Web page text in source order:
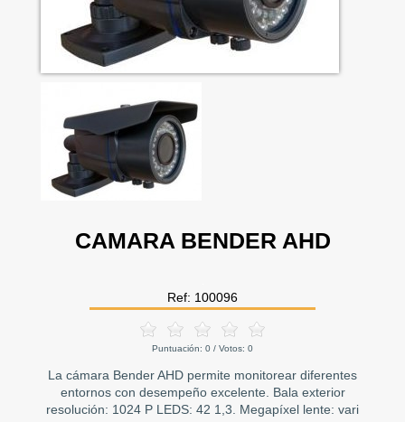
CAMARA BENDER AHD
Ref: 100096
Puntuación: 0 / Votos: 0
La cámara Bender AHD permite monitorear diferentes
entornos con desempeño excelente. Bala exterior
resolución: 1024 P LEDS: 42 1,3. Megapíxel lente: vari